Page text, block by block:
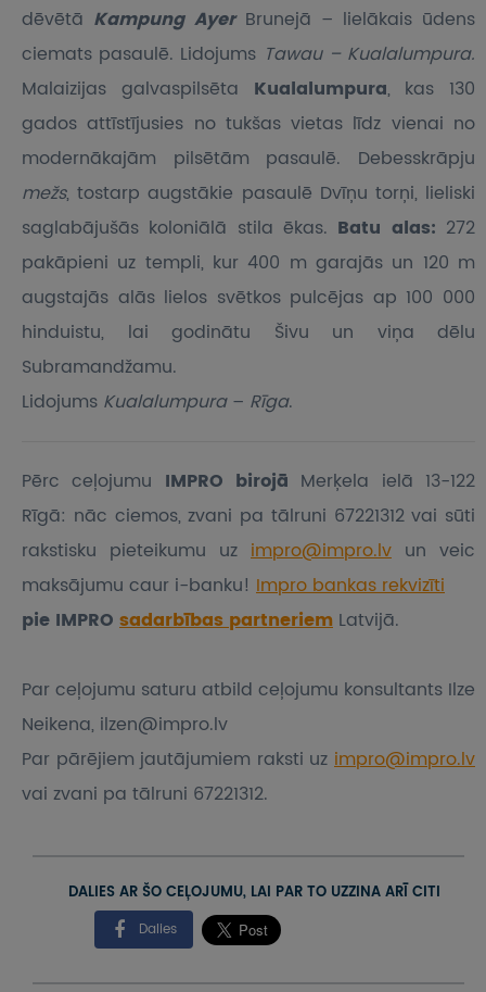
dēvētā Kampung AyerBrunejā – lielākais ūdens
ciemats pasaulē. Lidojums Tawau – Kualalumpura.
Malaizijas galvaspilsēta Kualalumpura, kas 130
gados attīstījusies no tukšas vietas līdz vienai no
modernākajām pilsētām pasaulē. Debesskrāpju
mežs, tostarp augstākie pasaulē Dvīņu torņi, lieliski
saglabājušās koloniālā stila ēkas. Batu alas: 272
pakāpieni uz templi, kur 400 m garajās un 120 m
augstajās alās lielos svētkos pulcējas ap 100 000
hinduistu, lai godinātu Šivu un viņa dēlu
Subramandžamu.
Lidojums Kualalumpura– Rīga.
Pērc ceļojumu IMPRO birojā Merķela ielā 13-122
Rīgā: nāc ciemos, zvani pa tālruni 67221312 vai sūti
rakstisku pieteikumu uz impro@impro.lv un veic
maksājumu caur i-banku! Impro bankas rekvizīti
pie IMPRO sadarbības partneriem Latvijā.
Par ceļojumu saturu atbild ceļojumu konsultants Ilze
Neikena, ilzen@impro.lv
Par pārējiem jautājumiem raksti uz impro@impro.lv
vai zvani pa tālruni 67221312.
DALIES AR ŠO CEĻOJUMU, LAI PAR TO UZZINA ARĪ CITI
Dalies